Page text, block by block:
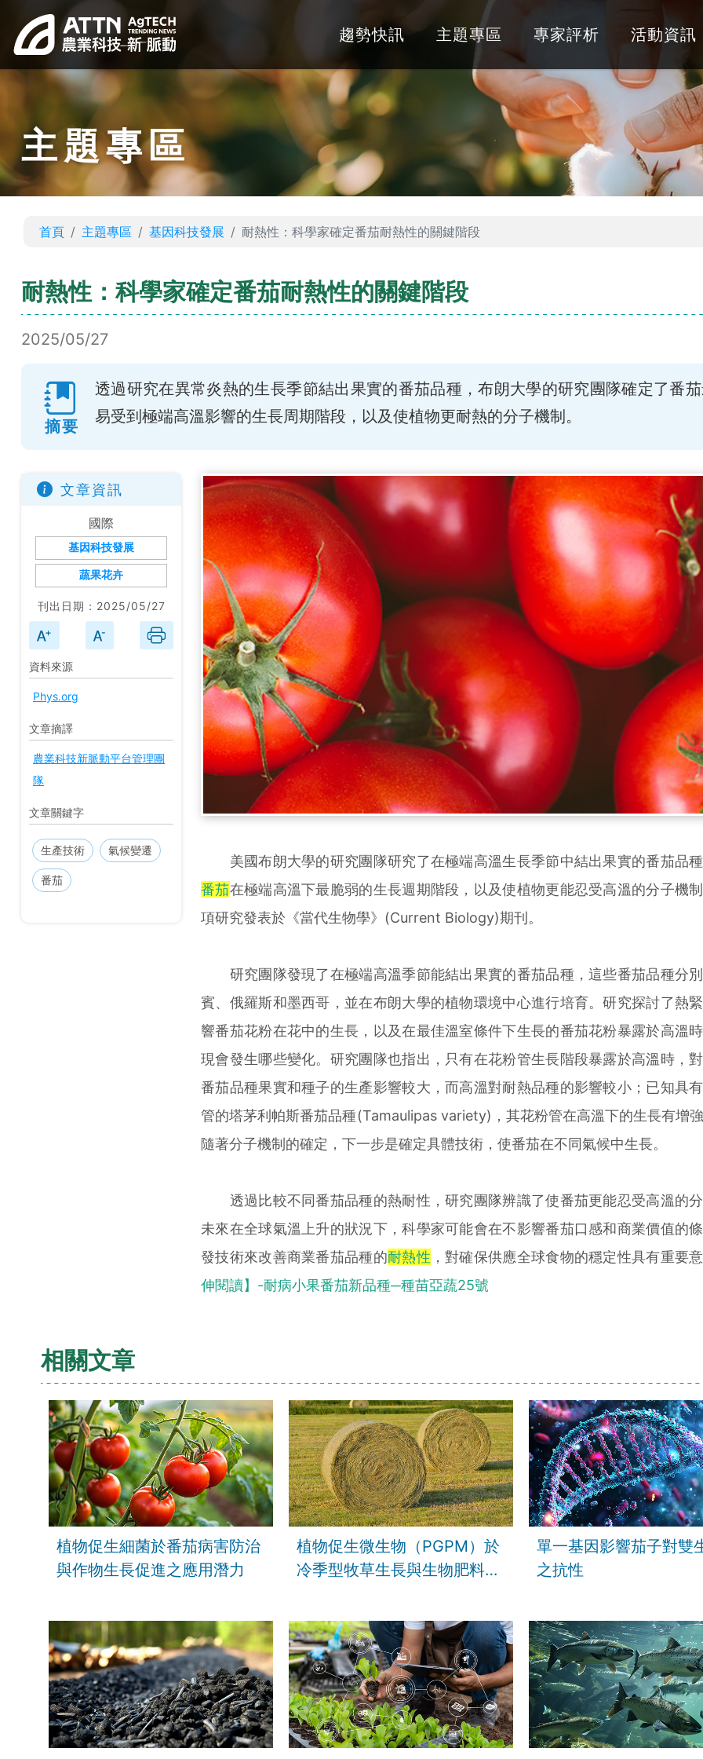
趨勢快訊 主題專區 專家評析 活動資訊
主題專區
首頁 主題專區 基因科技發展 耐熱性：科學家確定番茄耐熱性的關鍵階段
耐熱性：科學家確定番茄耐熱性的關鍵階段
2025/05/27
摘要
透過研究在異常炎熱的生長季節結出果實的番茄品種，布朗大學的研究團隊確定了番
易受到極端高溫影響的生長周期階段，以及使植物更耐熱的分子機制。
文章資訊
國際
基因科技發展
蔬果花卉
刊出日期：2025/05/27
資料來源
Phys.org
文章摘譯
農業科技新脈動平台管理團
隊
文章關鍵字
生產技術 氣候變遷
番茄
美國布朗大學的研究團隊研究了在極端高溫生長季節中結出果實的番茄品
番茄在極端高溫下最脆弱的生長週期階段，以及使植物更能忍受高溫的分子機
項研究發表於《當代生物學》(Current Biology)期刊。
研究團隊發現了在極端高溫季節能結出果實的番茄品種，這些番茄品種分
賓、俄羅斯和墨西哥，並在布朗大學的植物環境中心進行培育。研究探討了熱
響番茄花粉在花中的生長，以及在最佳溫室條件下生長的番茄花粉暴露於高溫
現會發生哪些變化。研究團隊也指出，只有在花粉管生長階段暴露於高溫時，
番茄品種果實和種子的生產影響較大，而高溫對耐熱品種的影響較小；已知具
管的塔茅利帕斯番茄品種(Tamaulipas variety)，其花粉管在高溫下的生長有增
隨著分子機制的確定，下一步是確定具體技術，使番茄在不同氣候中生長。
透過比較不同番茄品種的熱耐性，研究團隊辨識了使番茄更能忍受高溫的
未來在全球氣溫上升的狀況下，科學家可能會在不影響番茄口感和商業價值的
發技術來改善商業番茄品種的耐熱性 ，對確保供應全球食物的穩定性具有重要
伸閱讀】-耐病小果番茄新品種─種苗亞蔬25號
相關文章
植物促生細菌於番茄病害防治
與作物生長促進之應用潛力
植物促生微生物（PGPM）於
冷季型牧草生長與生物肥料開
單一基因影響茄子對雙
之抗性